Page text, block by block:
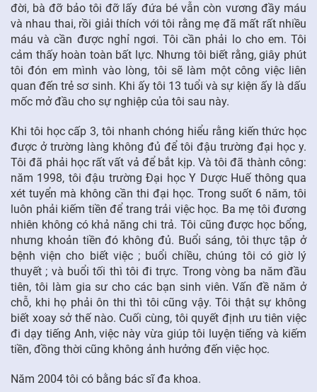
đời, bà đỡ bảo tôi đỡ lấy đứa bé vẫn còn vương đầy máu
và nhau thai, rồi giải thích với tôi rằng mẹ đã mất rất nhiều
máu và cần được nghỉ ngơi. Tôi cần phải lo cho em. Tôi
cảm thấy hoàn toàn bất lực. Nhưng tôi biết rằng, giây phút
tôi đón em mình vào lòng, tôi sẽ làm một công việc liên
quan đến trẻ sơ sinh. Khi ấy tôi 13 tuổi và sự kiện ấy là dấu
mốc mở đầu cho sự nghiệp của tôi sau này.
Khi tôi học cấp 3, tôi nhanh chóng hiểu rằng kiến thức học
được ở trường làng không đủ để tôi đậu trường đại học y.
Tôi đã phải học rất vất vả để bắt kịp. Và tôi đã thành công:
năm 1998, tôi đậu trường Đại học Y Dược Huế thông qua
xét tuyển mà không cần thi đại học. Trong suốt 6 năm, tôi
luôn phải kiếm tiền để trang trải việc học. Ba mẹ tôi đương
nhiên không có khả năng chi trả. Tôi cũng được học bổng,
nhưng khoản tiền đó không đủ. Buổi sáng, tôi thực tập ở
bệnh viện cho biết việc ; buổi chiều, chúng tôi có giờ lý
thuyết ; và buổi tối thì tôi đi trực. Trong vòng ba năm đầu
tiên, tôi làm gia sư cho các bạn sinh viên. Vấn đề năm ở
chỗ, khi họ phải ôn thi thì tôi cũng vậy. Tôi thật sự không
biết xoay sở thế nào. Cuối cùng, tôi quyết định ưu tiên việc
đi dạy tiếng Anh, việc này vừa giúp tôi luyện tiếng và kiếm
tiền, đồng thời cũng không ảnh hưởng đến việc học.
Năm 2004 tôi có bằng bác sĩ đa khoa.